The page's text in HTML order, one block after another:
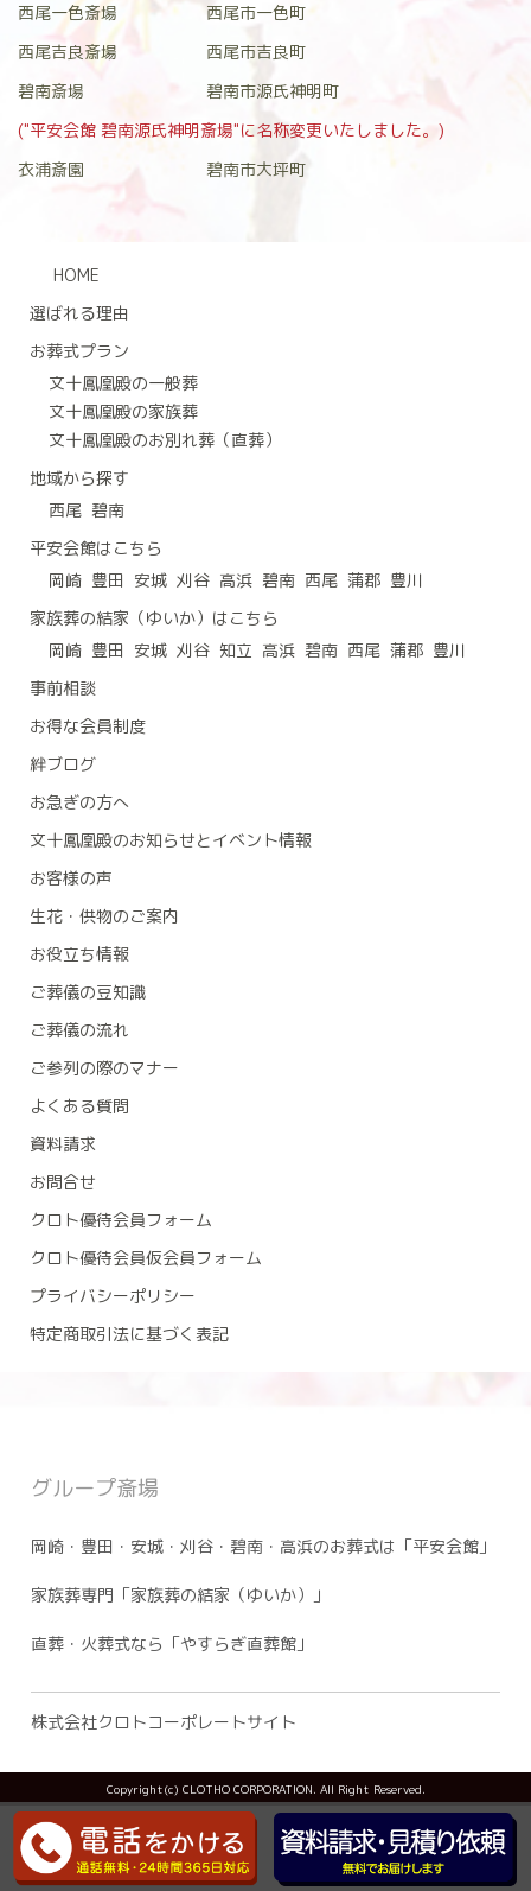
西尾一色斎場
西尾市一色町
西尾吉良斎場
西尾市吉良町
碧南斎場
碧南市源氏神明町
("平安会館 碧南源氏神明斎場"に名称変更いたしました。)
衣浦斎園
碧南市大坪町
HOME
選ばれる理由
お葬式プラン
文十鳳凰殿の一般葬
文十鳳凰殿の家族葬
文十鳳凰殿のお別れ葬（直葬）
地域から探す
西尾 碧南
平安会館はこちら
岡崎 豊田 安城 刈谷 高浜 碧南 西尾 蒲郡 豊川
家族葬の結家（ゆいか）はこちら
岡崎 豊田 安城 刈谷 知立 高浜 碧南 西尾 蒲郡 豊川
事前相談
お得な会員制度
絆ブログ
お急ぎの方へ
文十鳳凰殿のお知らせとイベント情報
お客様の声
生花・供物のご案内
お役立ち情報
ご葬儀の豆知識
ご葬儀の流れ
ご参列の際のマナー
よくある質問
資料請求
お問合せ
クロト優待会員フォーム
クロト優待会員仮会員フォーム
プライバシーポリシー
特定商取引法に基づく表記
グループ斎場
岡崎・豊田・安城・刈谷・碧南・高浜のお葬式は「平安会館」
家族葬専門「家族葬の結家（ゆいか）」
直葬・火葬式なら「やすらぎ直葬館」
株式会社クロトコーポレートサイト
Copyright(c) CLOTHO CORPORATION. All Right Reserved.